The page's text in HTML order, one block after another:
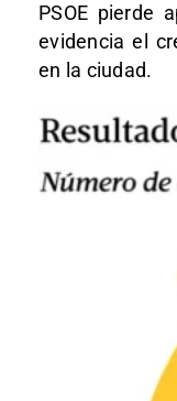
PSOE pierde
evidencia el
en la ciudad.